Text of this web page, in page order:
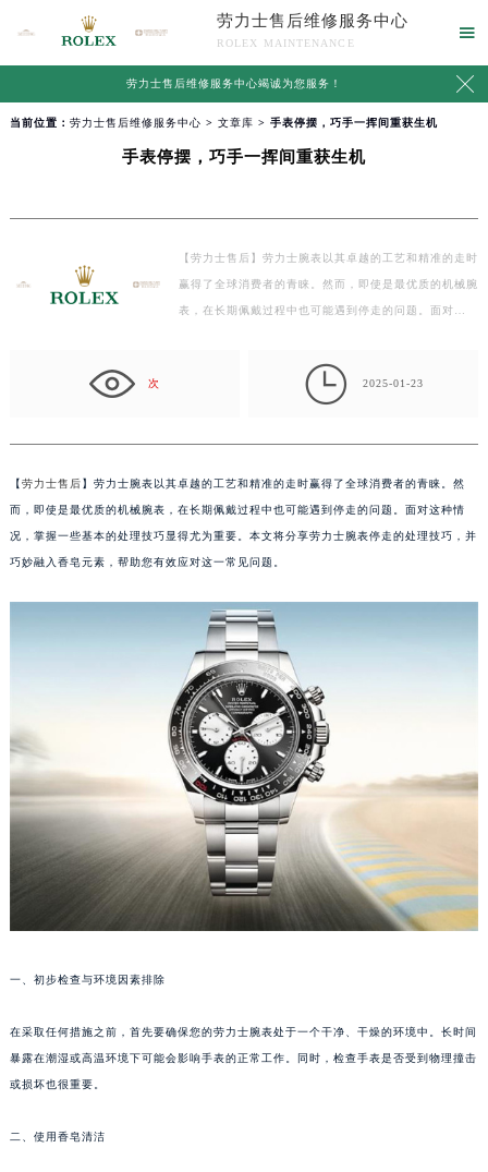
劳力士售后维修服务中心
ROLEX MAINTENANCE

劳力士售后维修服务中心竭诚为您服务！ 
当前位置： 劳力士售后维修服务中心 > 文章库 > 手表停摆，巧手一挥间重获生机
手表停摆，巧手一挥间重获生机
【劳力士售后】劳力士腕表以其卓越的工艺和精准的走时
赢得了全球消费者的青睐。然而，即使是最优质的机械腕
表，在长期佩戴过程中也可能遇到停走的问题。面对…
次  2025-01-23
【劳力士售后】劳力士腕表以其卓越的工艺和精准的走时赢得了全球消费者的青睐。然
而，即使是最优质的机械腕表，在长期佩戴过程中也可能遇到停走的问题。面对这种情
况，掌握一些基本的处理技巧显得尤为重要。本文将分享劳力士腕表停走的处理技巧，并
巧妙融入香皂元素，帮助您有效应对这一常见问题。
一、初步检查与环境因素排除
在采取任何措施之前，首先要确保您的劳力士腕表处于一个干净、干燥的环境中。长时间
暴露在潮湿或高温环境下可能会影响手表的正常工作。同时，检查手表是否受到物理撞击
或损坏也很重要。
二、使用香皂清洁